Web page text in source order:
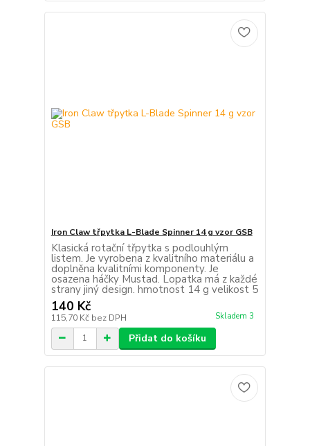
Iron Claw třpytka L-Blade Spinner 14 g vzor GSB
Klasická rotační třpytka s podlouhlým
listem. Je vyrobena z kvalitního materiálu a
doplněna kvalitními komponenty. Je
osazena háčky Mustad. Lopatka má z každé
strany jiný design. hmotnost 14 g velikost 5
140 Kč
115,70 Kč bez DPH Skladem 3
Přidat do košíku